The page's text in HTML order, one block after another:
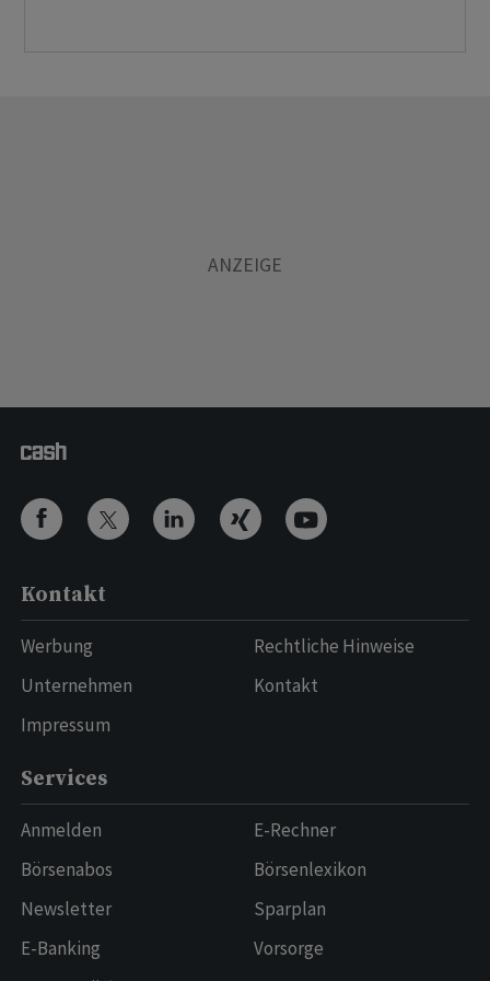
Kontakt
Werbung
Unternehmen
Impressum
Rechtliche Hinweise
Kontakt
Services
Anmelden
Börsenabos
Newsletter
E-Banking
E-Rechner
Börsenlexikon
Sparplan
Vorsorge